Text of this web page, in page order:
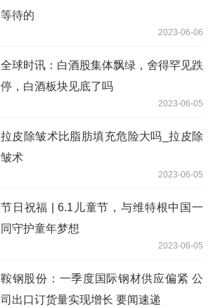
等待的
2023-06-06
全球时讯：白酒股集体飘绿，舍得罕见跌
停，白酒板块见底了吗
2023-06-05
拉皮除皱术比脂肪填充危险大吗_拉皮除
皱术
2023-06-05
节日祝福 | 6.1儿童节，与维特根中国一
同守护童年梦想
2023-06-05
鞍钢股份：一季度国际钢材供应偏紧 公
司出口订货量实现增长 要闻速递